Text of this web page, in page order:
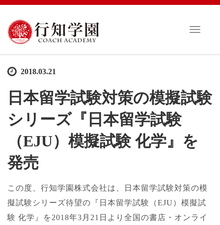
T
n
a
g
a
n
2018.03.21
日本留学試験対策の模擬試験
シリーズ『日本留学試験
（EJU）模擬試験 化学』を
発売
この度、行知学園株式会社は、日本留学試験対策の模
擬試験シリーズ待望の『日本留学試験（EJU）模擬試
験 化学』を2018年3月21日より全国の書店・オンライ